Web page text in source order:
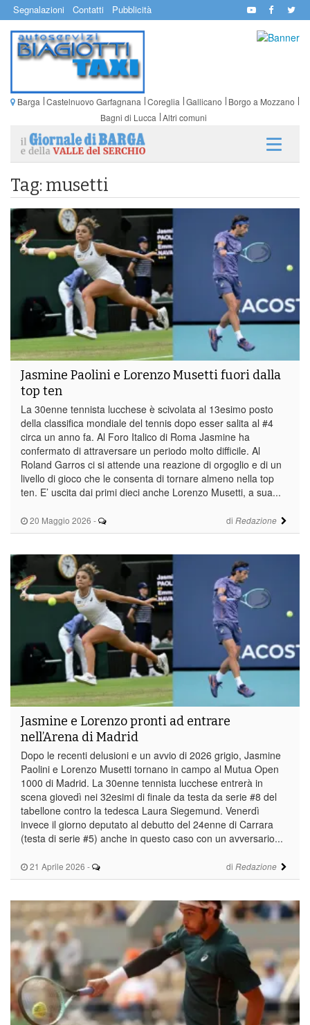
Segnalazioni Contatti Pubblicità
Barga Castelnuovo Garfagnana Coreglia Gallicano
Borgo a Mozzano
Bagni di Lucca Altri comuni
Tag: musetti
20 Maggio 2026 - di Redazione
Jasmine Paolini e Lorenzo Musetti fuori dalla
top ten
La 30enne tennista lucchese è scivolata al 13esimo posto
della classifica mondiale del tennis dopo esser salita al #4
circa un anno fa. Al Foro Italico di Roma Jasmine ha
confermato di attraversare un periodo molto difficile. Al
Roland Garros ci si attende una reazione di orgoglio e di un
livello di gioco che le consenta di tornare almeno nella top
ten. E’ uscita dai primi dieci anche Lorenzo Musetti, a sua...
21 Aprile 2026 - di Redazione
Jasmine e Lorenzo pronti ad entrare
nell’Arena di Madrid
Dopo le recenti delusioni e un avvio di 2026 grigio, Jasmine
Paolini e Lorenzo Musetti tornano in campo al Mutua Open
1000 di Madrid. La 30enne tennista lucchese entrerà in
scena giovedì nei 32esimi di finale da testa da serie #8 del
tabellone contro la tedesca Laura Siegemund. Venerdì
invece il giorno deputato al debutto del 24enne di Carrara
(testa di serie #5) anche in questo caso con un avversario...